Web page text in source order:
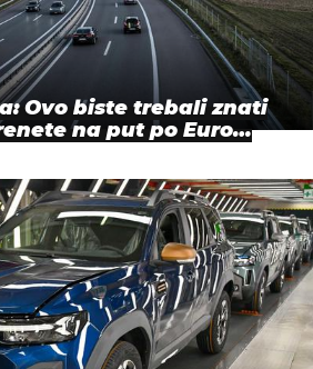
Ovo biste trebali znati
na put po Euro…